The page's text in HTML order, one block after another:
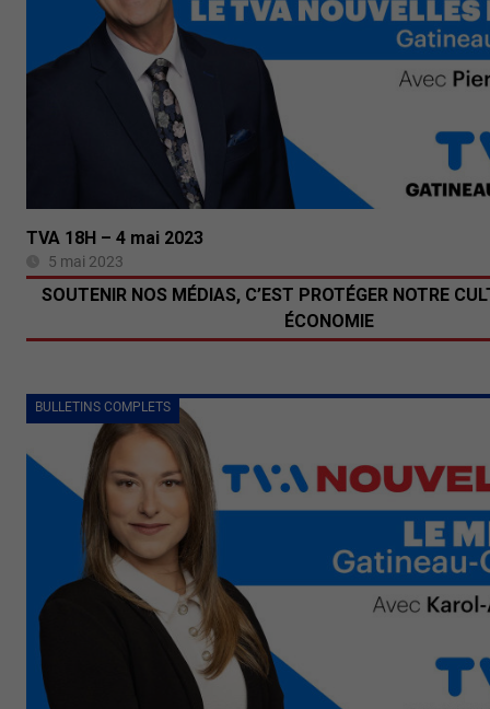
TVA 18H – 4 mai 2023
5 mai 2023
BULLETINS COMPLETS
SOUTENIR NOS MÉDIAS, C’EST PROTÉGER NOTRE
ÉCONOMIE